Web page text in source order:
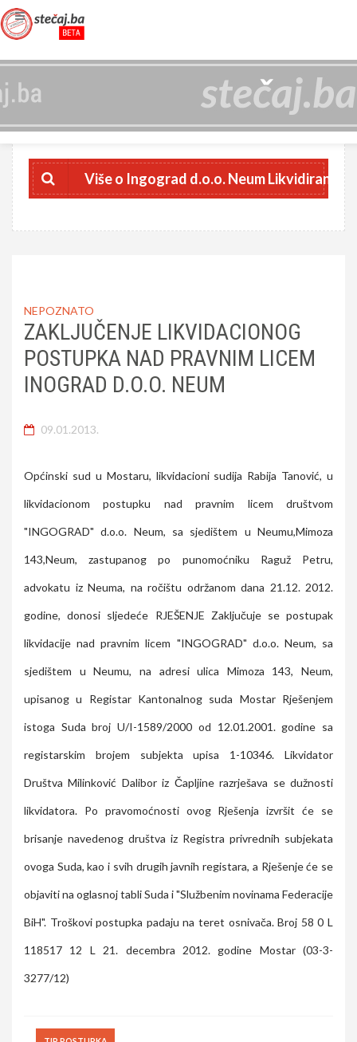
INGOGRAD D.O.O. NEUM LIKVIDIRAN
4227524480009
Više o Ingograd d.o.o. Neum Likvidiran
NEPOZNATO
ZAKLJUČENJE LIKVIDACIONOG
POSTUPKA NAD PRAVNIM LICEM
INOGRAD D.O.O. NEUM
09.01.2013.
Općinski sud u Mostaru, likvidacioni sudija Rabija Tanović, u
likvidacionom postupku nad pravnim licem društvom
"INGOGRAD" d.o.o. Neum, sa sjedištem u Neumu,Mimoza
143,Neum, zastupanog po punomoćniku Raguž Petru,
advokatu iz Neuma, na ročištu održanom dana 21.12. 2012.
godine, donosi sljedeće RJEŠENJE Zaključuje se postupak
likvidacije nad pravnim licem "INGOGRAD" d.o.o. Neum, sa
sjedištem u Neumu, na adresi ulica Mimoza 143, Neum,
upisanog u Registar Kantonalnog suda Mostar Rješenjem
istoga Suda broj U/I-1589/2000 od 12.01.2001. godine sa
registarskim brojem subjekta upisa 1-10346. Likvidator
Društva Milinković Dalibor iz Čapljine razrješava se dužnosti
likvidatora. Po pravomoćnosti ovog Rješenja izvršit će se
brisanje navedenog društva iz Registra privrednih subjekata
ovoga Suda, kao i svih drugih javnih registara, a Rješenje će se
objaviti na oglasnoj tabli Suda i "Službenim novinama Federacije
BiH". Troškovi postupka padaju na teret osnivača. Broj 58 0 L
118517 12 L 21. decembra 2012. godine Mostar (03-3-
3277/12)